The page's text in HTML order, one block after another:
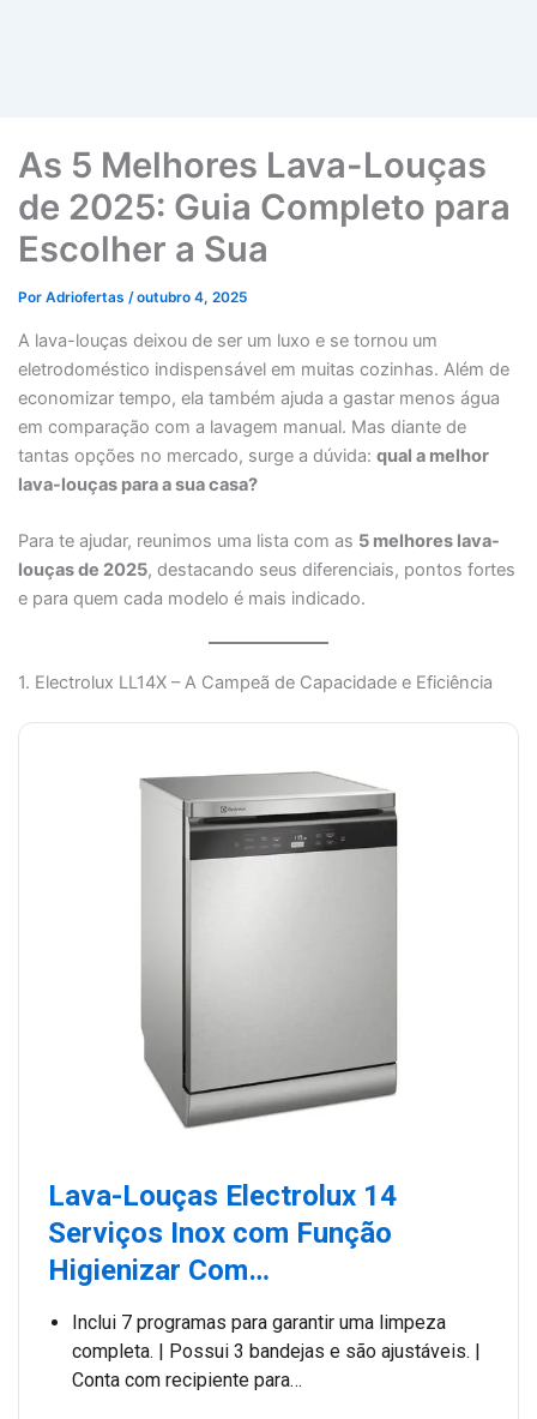
As 5 Melhores Lava-Louças
de 2025: Guia Completo para
Escolher a Sua
Por Adriofertas /outubro 4, 2025
A lava-louças deixou de ser um luxo e se tornou um
eletrodoméstico indispensável em muitas cozinhas. Além de
economizar tempo, ela também ajuda a gastar menos água
em comparação com a lavagem manual. Mas diante de
tantas opções no mercado, surge a dúvida: qual a melhor
lava-louças para a sua casa?
Para te ajudar, reunimos uma lista com as 5 melhores lava-
louças de 2025, destacando seus diferenciais, pontos fortes
e para quem cada modelo é mais indicado.
1. Electrolux LL14X – A Campeã de Capacidade e Eficiência
Lava-Louças Electrolux 14
Serviços Inox com Função
Higienizar Com…
Inclui 7 programas para garantir uma limpeza
completa. | Possui 3 bandejas e são ajustáveis. |
Conta com recipiente para…